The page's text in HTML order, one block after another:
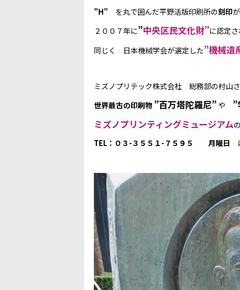
”H” を丸で囲んだ平野活版印刷所の刻印
２００７年に”中央区民文化財”に認定さ
同じく 日本機械学会が選定した”機械
ミズノプリテック株式会社 総務部の村山
世界最古の印刷物 ”百万塔陀羅尼”や
ミズノプリンティングミュージアム
TEL：０３-３５５１-７５９５
月曜日